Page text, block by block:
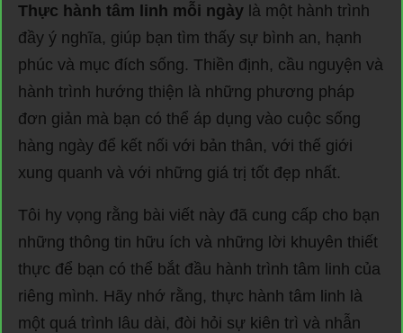
Thực hành tâm linh mỗi ngày là một hành trình
đầy ý nghĩa, giúp bạn tìm thấy sự bình an, hạnh
phúc và mục đích sống. Thiền định, cầu nguyện và
hành trình hướng thiện là những phương pháp
đơn giản mà bạn có thể áp dụng vào cuộc sống
hàng ngày để kết nối với bản thân, với thế giới
xung quanh và với những giá trị tốt đẹp nhất.
Tôi hy vọng rằng bài viết này đã cung cấp cho bạn
những thông tin hữu ích và những lời khuyên thiết
thực để bạn có thể bắt đầu hành trình tâm linh của
riêng mình. Hãy nhớ rằng, thực hành tâm linh là
một quá trình lâu dài, đòi hỏi sự kiên trì và nhẫn